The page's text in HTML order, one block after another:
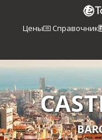
Цены Справочник